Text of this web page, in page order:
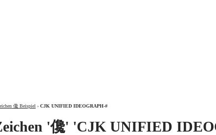
儳 Beispiel › CJK UNIFIED IDEOGRAPH-#
'儳' 'CJK UNIFIED